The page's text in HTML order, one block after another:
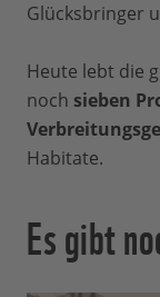
Glücksbringer
Heute lebt die
noch sieben
Habitate.
Es gibt